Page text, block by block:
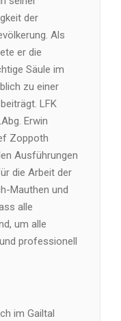
der
Als
er die
Säule im
zu einer
LFK
Erwin
Zoppoth
Ausführungen
die Arbeit der
Mauthen und
alle
um alle
professionell
im Gailtal